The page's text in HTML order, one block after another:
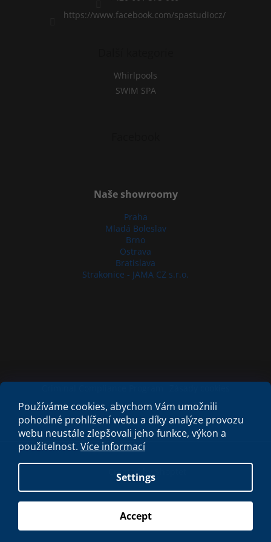
Používáme cookies, abychom Vám umožnili
pohodlné prohlížení webu a díky analýze provozu
webu neustále zlepšovali jeho funkce, výkon a
použitelnost. Více informací
Settings
Accept
https://www.facebook.com/spastudiocz/
Whirlpools
SWIM SPA
Naše showroomy
Praha
Mladá Boleslav
Brno
Ostrava
Bratislava
Strakonice - JAMA CZ s.r.o.
Created by Shoptet
S láskou vyrobiloFilipesmedia 🧡